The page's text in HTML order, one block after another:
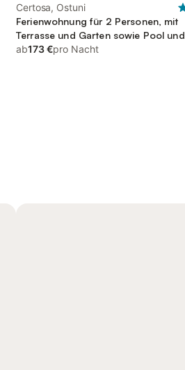
Certosa, Ostuni
Ferienwohnung für 2 Personen, mit
Terrasse und Garten sowie Pool und
Ausblick
ab173 €pro Nacht